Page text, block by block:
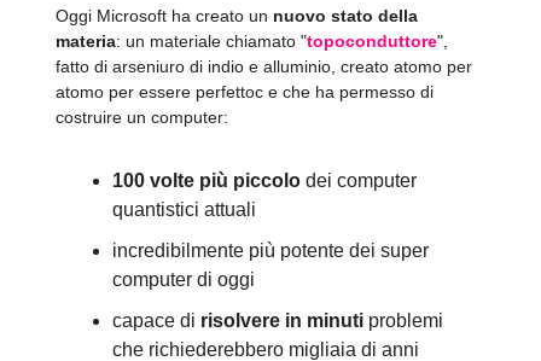
Oggi Microsoft ha creato un nuovo stato della
materia: un materiale chiamato "topoconduttore",
fatto di arseniuro di indio e alluminio, creato atomo per
atomo per essere perfettoc e che ha permesso di
costruire un computer:
100 volte più piccolo dei computer
quantistici attuali
incredibilmente più potente dei super
computer di oggi
capace di risolvere in minuti problemi
che richiederebbero migliaia di anni